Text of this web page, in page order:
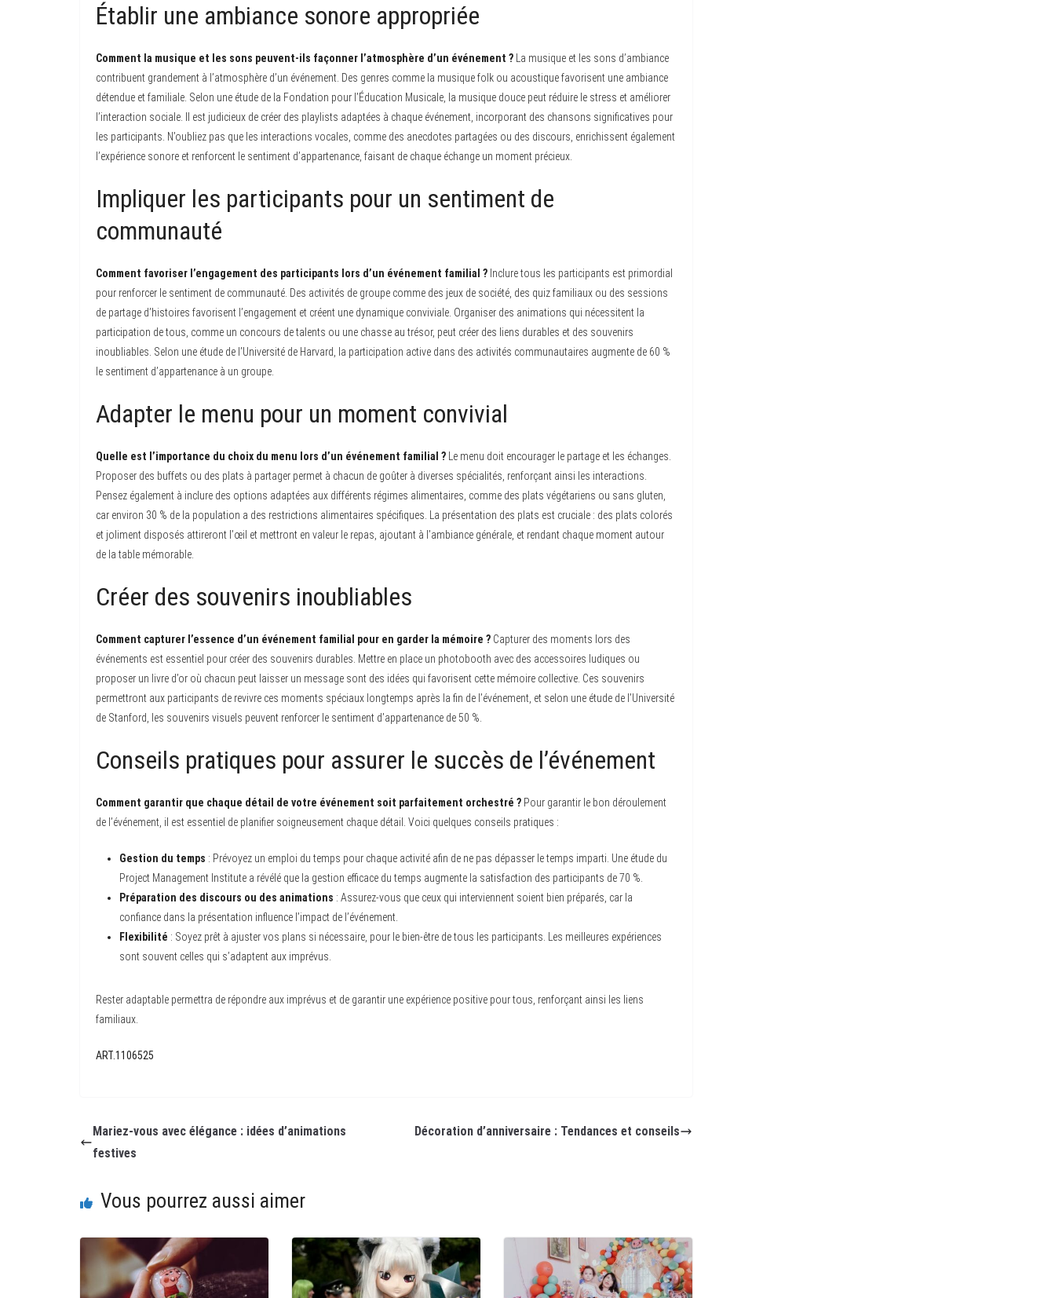
Établir une ambiance sonore appropriée
Comment la musique et les sons peuvent-ils façonner l’atmosphère d’un événement ? La musique et les sons d’ambiance
contribuent grandement à l’atmosphère d’un événement. Des genres comme la musique folk ou acoustique favorisent une ambiance
détendue et familiale. Selon une étude de la Fondation pour l’Éducation Musicale, la musique douce peut réduire le stress et améliorer
l’interaction sociale. Il est judicieux de créer des playlists adaptées à chaque événement, incorporant des chansons significatives pour
les participants. N’oubliez pas que les interactions vocales, comme des anecdotes partagées ou des discours, enrichissent également
l’expérience sonore et renforcent le sentiment d’appartenance, faisant de chaque échange un moment précieux.
Impliquer les participants pour un sentiment de
communauté
Comment favoriser l’engagement des participants lors d’un événement familial ? Inclure tous les participants est primordial
pour renforcer le sentiment de communauté. Des activités de groupe comme des jeux de société, des quiz familiaux ou des sessions
de partage d’histoires favorisent l’engagement et créent une dynamique conviviale. Organiser des animations qui nécessitent la
participation de tous, comme un concours de talents ou une chasse au trésor, peut créer des liens durables et des souvenirs
inoubliables. Selon une étude de l’Université de Harvard, la participation active dans des activités communautaires augmente de 60 %
le sentiment d’appartenance à un groupe.
Adapter le menu pour un moment convivial
Quelle est l’importance du choix du menu lors d’un événement familial ? Le menu doit encourager le partage et les échanges.
Proposer des buffets ou des plats à partager permet à chacun de goûter à diverses spécialités, renforçant ainsi les interactions.
Pensez également à inclure des options adaptées aux différents régimes alimentaires, comme des plats végétariens ou sans gluten,
car environ 30 % de la population a des restrictions alimentaires spécifiques. La présentation des plats est cruciale : des plats colorés
et joliment disposés attireront l’œil et mettront en valeur le repas, ajoutant à l’ambiance générale, et rendant chaque moment autour
de la table mémorable.
Créer des souvenirs inoubliables
Comment capturer l’essence d’un événement familial pour en garder la mémoire ? Capturer des moments lors des
événements est essentiel pour créer des souvenirs durables. Mettre en place un photobooth avec des accessoires ludiques ou
proposer un livre d’or où chacun peut laisser un message sont des idées qui favorisent cette mémoire collective. Ces souvenirs
permettront aux participants de revivre ces moments spéciaux longtemps après la fin de l’événement, et selon une étude de l’Université
de Stanford, les souvenirs visuels peuvent renforcer le sentiment d’appartenance de 50 %.
Conseils pratiques pour assurer le succès de l’événement
Comment garantir que chaque détail de votre événement soit parfaitement orchestré ? Pour garantir le bon déroulement
de l’événement, il est essentiel de planifier soigneusement chaque détail. Voici quelques conseils pratiques :
Gestion du temps : Prévoyez un emploi du temps pour chaque activité afin de ne pas dépasser le temps imparti. Une étude du
Project Management Institute a révélé que la gestion efficace du temps augmente la satisfaction des participants de 70 %.
Préparation des discours ou des animations : Assurez-vous que ceux qui interviennent soient bien préparés, car la
confiance dans la présentation influence l’impact de l’événement.
Flexibilité : Soyez prêt à ajuster vos plans si nécessaire, pour le bien-être de tous les participants. Les meilleures expériences
sont souvent celles qui s’adaptent aux imprévus.
Rester adaptable permettra de répondre aux imprévus et de garantir une expérience positive pour tous, renforçant ainsi les liens
familiaux.
ART.1106525
Mariez-vous avec élégance : idées d’animations
festives
Décoration d’anniversaire : Tendances et conseils
Vous pourrez aussi aimer